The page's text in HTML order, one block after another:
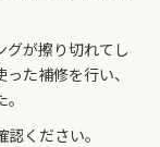
グが擦り切れてし
た補修を行い、
ください。